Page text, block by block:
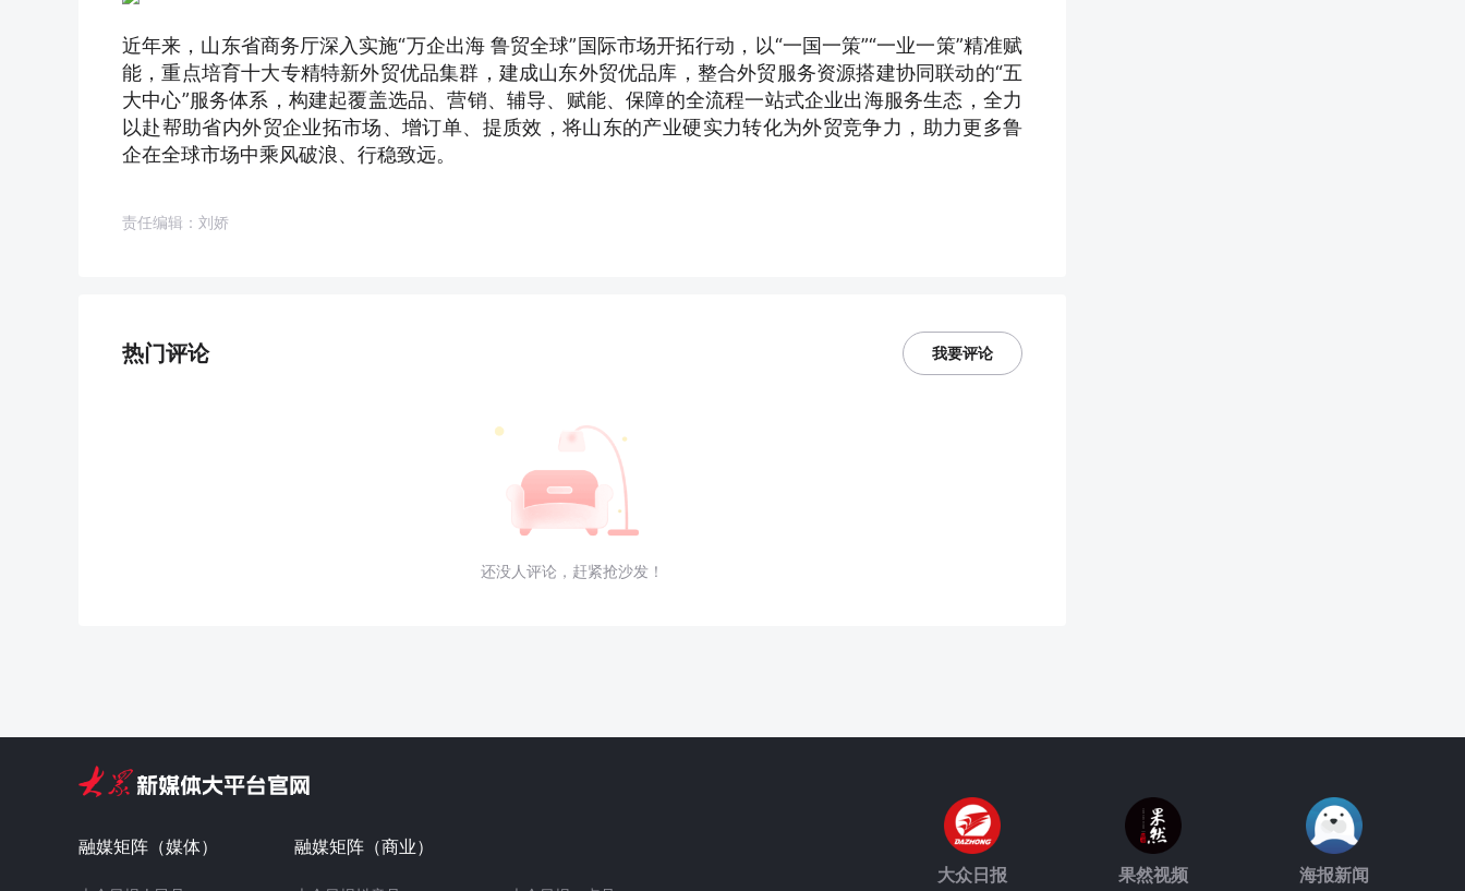
近年来，山东省商务厅深入实施“万企出海 鲁贸全球”国际市场开拓行动，以“一国一策”“一业一策”精准赋
能，重点培育十大专精特新外贸优品集群，建成山东外贸优品库，整合外贸服务资源搭建协同联动的“五
大中心”服务体系，构建起覆盖选品、营销、辅导、赋能、保障的全流程一站式企业出海服务生态，全力
以赴帮助省内外贸企业拓市场、增订单、提质效，将山东的产业硬实力转化为外贸竞争力，助力更多鲁
企在全球市场中乘风破浪、行稳致远。
责任编辑：刘娇
热门评论 我要评论
还没人评论，赶紧抢沙发！
融媒矩阵（媒体） 融媒矩阵（商业）
大众日报 果然视频 海报新闻